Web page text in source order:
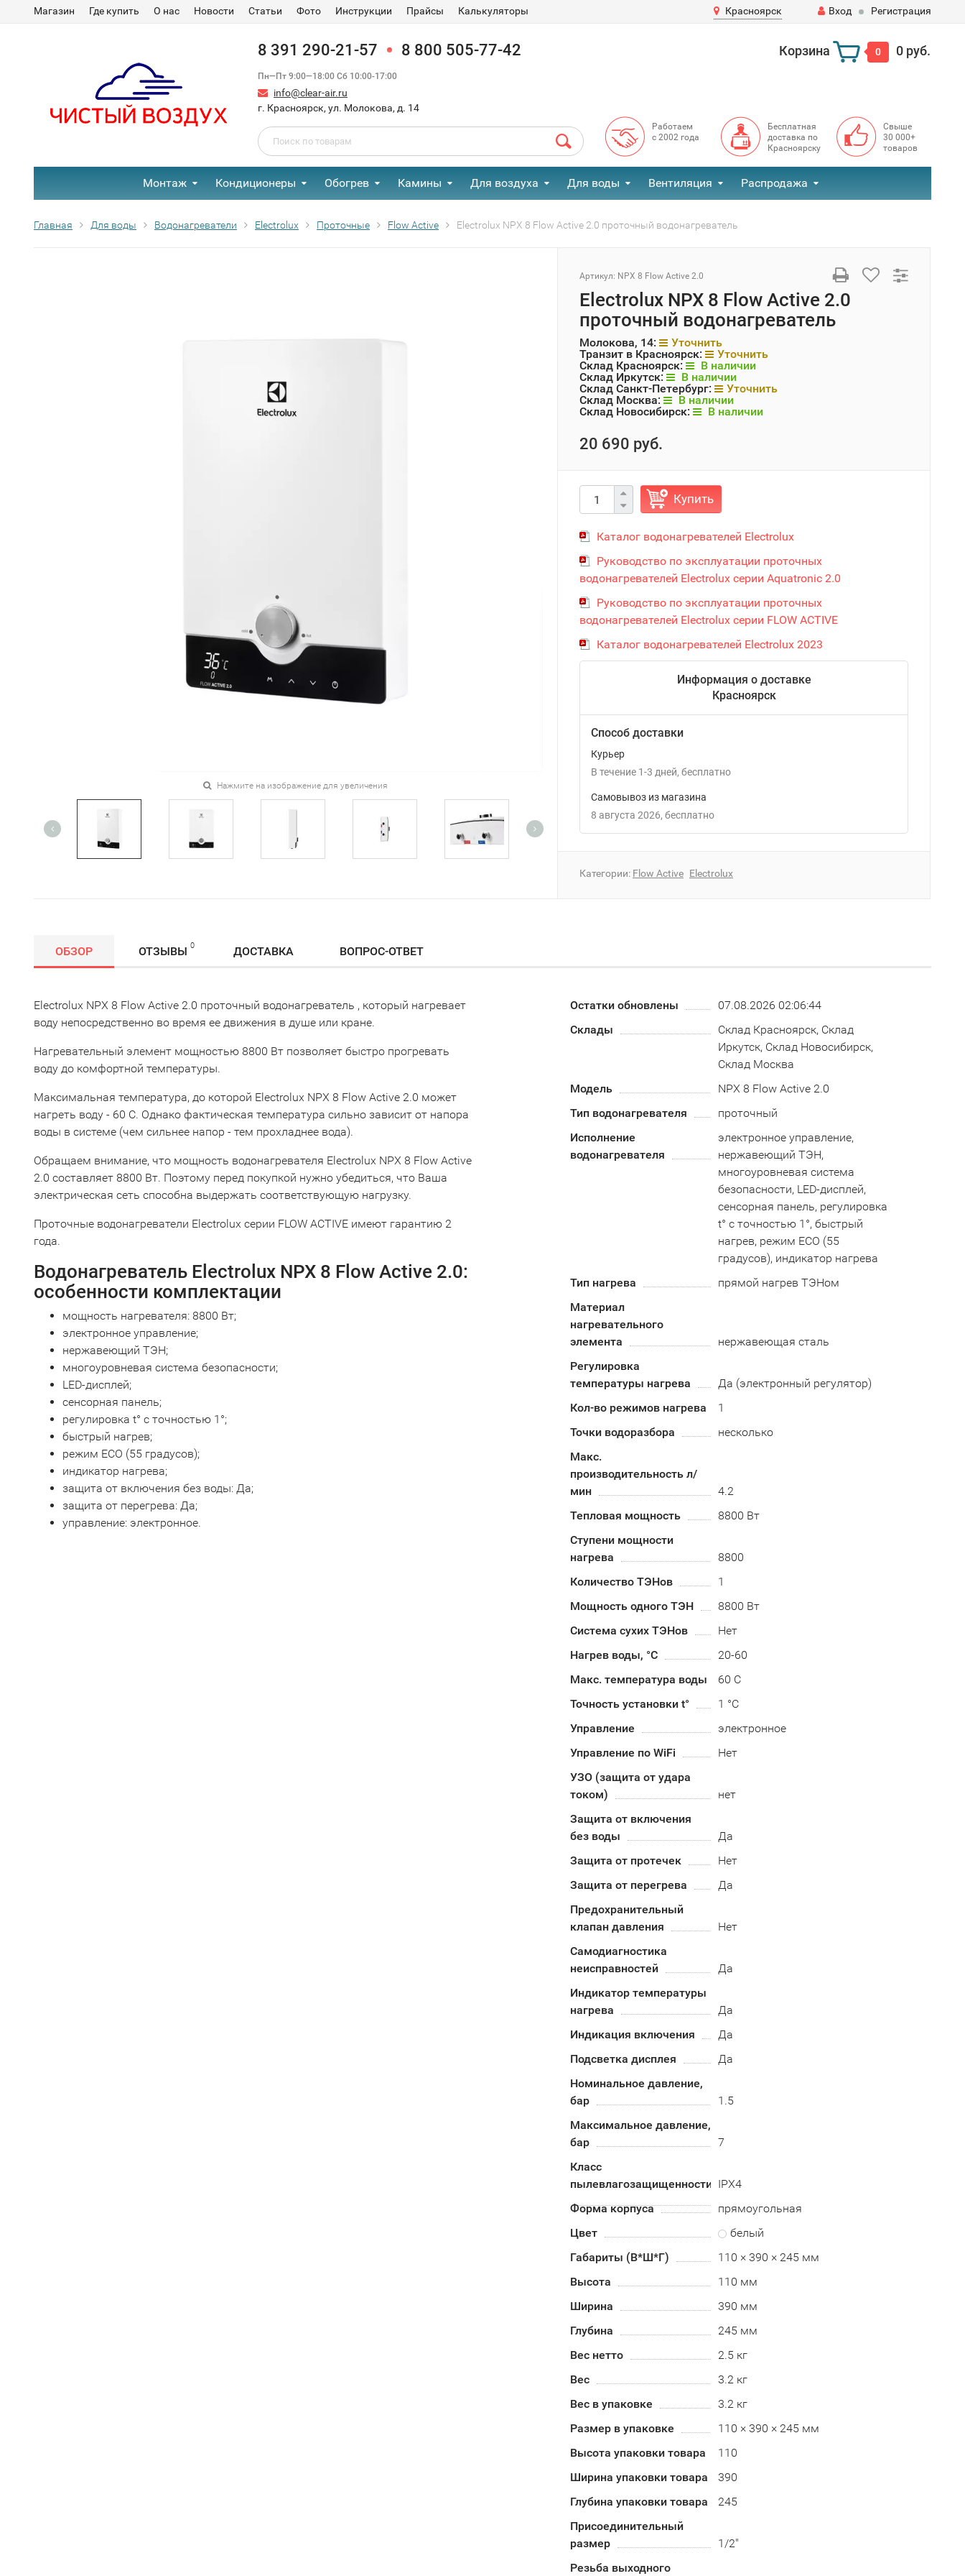
Магазин Где купить О нас Новости Статьи Фото Инструкции Прайсы Калькуляторы Красноярск Вход Регистрация
8 391 290-21-57 8 800 505-77-42
Пн—Пт 9:00—18:00 Сб 10:00-17:00
info@clear-air.ru
г. Красноярск, ул. Молокова, д. 14
Корзина 0 0 руб.
Работаем
с 2002 года
Бесплатная
доставка по
Красноярску
Свыше
30 000+
товаров
Монтаж Кондиционеры Обогрев Камины Для воздуха Для воды Вентиляция Распродажа
Главная Для воды Водонагреватели Electrolux Проточные Flow Active Electrolux NPX 8 Flow Active 2.0 проточный водонагреватель
Нажмите на изображение для увеличения
Артикул: NPX 8 Flow Active 2.0
Electrolux NPX 8 Flow Active 2.0
проточный водонагреватель
Молокова, 14:
Уточнить
Транзит в Красноярск:
Уточнить
Склад Красноярск:
В наличии
Склад Иркутск:
В наличии
Склад Санкт-Петербург:
Уточнить
Склад Москва:
В наличии
Склад Новосибирск:
В наличии
20 690 руб.
Купить
Каталог водонагревателей Electrolux
Руководство по эксплуатации проточных
водонагревателей Electrolux серии Aquatronic 2.0
Руководство по эксплуатации проточных
водонагревателей Electrolux серии FLOW ACTIVE
Каталог водонагревателей Electrolux 2023
Информация о доставке
Красноярск
Способ доставки
Курьер
В течение 1-3 дней Бесплатно
Самовывоз из магазина
8 августа 2026
Бесплатно
Категории: Flow Active Electrolux
ОБЗОР ОТЗЫВЫ 0 ДОСТАВКА ВОПРОС-ОТВЕТ
Electrolux NPX 8 Flow Active 2.0 проточный водонагреватель , который нагревает
воду непосредственно во время ее движения в душе или кране.
Нагревательный элемент мощностью 8800 Вт позволяет быстро прогревать
воду до комфортной температуры.
Максимальная температура, до которой Electrolux NPX 8 Flow Active 2.0 может
нагреть воду - 60 С. Однако фактическая температура сильно зависит от напора
воды в системе (чем сильнее напор - тем прохладнее вода).
Обращаем внимание, что мощность водонагревателя Electrolux NPX 8 Flow Active
2.0 составляет 8800 Вт. Поэтому перед покупкой нужно убедиться, что Ваша
электрическая сеть способна выдержать соответствующую нагрузку.
Проточные водонагреватели Electrolux серии FLOW ACTIVE имеют гарантию 2
года.
Водонагреватель Electrolux NPX 8 Flow Active 2.0:
особенности комплектации
мощность нагревателя: 8800 Вт;
электронное управление;
нержавеющий ТЭН;
многоуровневая система безопасности;
LED-дисплей;
сенсорная панель;
регулировка t° с точностью 1°;
быстрый нагрев;
режим ECO (55 градусов);
индикатор нагрева;
защита от включения без воды: Да;
защита от перегрева: Да;
управление: электронное.
Остатки обновлены
07.08.2026 02:06:44
Склады
Склад Красноярск, Склад
Иркутск, Склад Новосибирск,
Склад Москва
Модель
NPX 8 Flow Active 2.0
Тип водонагревателя
проточный
Исполнение
водонагревателя
электронное управление,
нержавеющий ТЭН,
многоуровневая система
безопасности, LED-дисплей,
сенсорная панель, регулировка
t° с точностью 1°, быстрый
нагрев, режим ECO (55
градусов), индикатор нагрева
Тип нагрева
прямой нагрев ТЭНом
Материал
нагревательного
элемента
нержавеющая сталь
Регулировка
температуры нагрева
Да (электронный регулятор)
Кол-во режимов нагрева
1
Точки водоразбора
несколько
Макс.
производительность л/
мин
4.2
Тепловая мощность
8800 Вт
Ступени мощности
нагрева
8800
Количество ТЭНов
1
Мощность одного ТЭН
8800 Вт
Система сухих ТЭНов
Нет
Нагрев воды, °С
20-60
Макс. температура воды
60 С
Точность установки t°
1 °C
Управление
электронное
Управление по WiFi
Нет
УЗО (защита от удара
током)
нет
Защита от включения
без воды
Да
Защита от протечек
Нет
Защита от перегрева
Да
Предохранительный
клапан давления
Нет
Самодиагностика
неисправностей
Да
Индикатор температуры
нагрева
Да
Индикация включения
Да
Подсветка дисплея
Да
Номинальное давление,
бар
1.5
Максимальное давление,
бар
7
Класс
пылевлагозащищенности IPX4
Форма корпуса
прямоугольная
Цвет
белый
Габариты (В*Ш*Г)
110 × 390 × 245 мм
Высота
110 мм
Ширина
390 мм
Глубина
245 мм
Вес нетто
2.5 кг
Вес
3.2 кг
Вес в упаковке
3.2 кг
Размер в упаковке
110 × 390 × 245 мм
Высота упаковки товара
110
Ширина упаковки товара
390
Глубина упаковки товара
245
Присоединительный
размер
1/2"
Резьба выходного